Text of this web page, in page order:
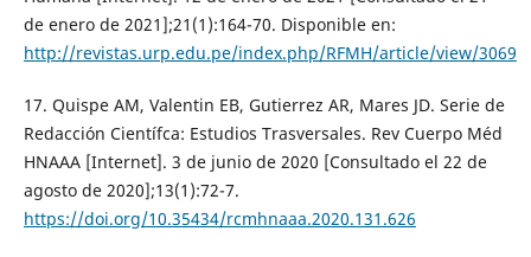
de enero de 2021];21(1):164-70. Disponible en:
http://revistas.urp.edu.pe/index.php/RFMH/article/view/3069
17. Quispe AM, Valentin EB, Gutierrez AR, Mares JD. Serie de
Redacción Científca: Estudios Trasversales. Rev Cuerpo Méd
HNAAA [Internet]. 3 de junio de 2020 [Consultado el 22 de
agosto de 2020];13(1):72-7.
https://doi.org/10.35434/rcmhnaaa.2020.131.626